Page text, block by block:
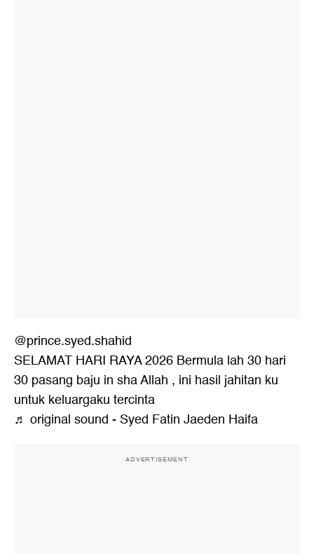
@prince.syed.shahid
SELAMAT HARI RAYA 2026 Bermula lah 30 hari
30 pasang baju in sha Allah , ini hasil jahitan ku
untuk keluargaku tercinta
♬ original sound - Syed Fatin Jaeden Haifa
ADVERTISEMENT